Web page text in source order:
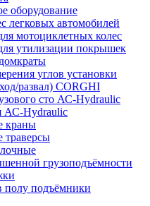
оборудование
легковых автомобилей
мотоциклетных колес
утилизации покрышек
углов установки
развал) CORGHI
сто АС-Hydraulic
АС-Hydraulic
краны
траверсы
грузоподъёмности
подъёмники